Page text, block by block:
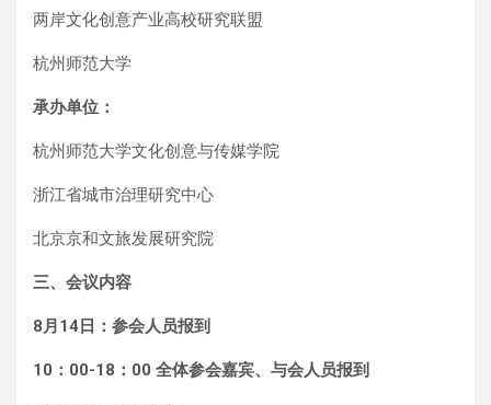
两岸文化创意产业高校研究联盟
杭州师范大学
承办单位：
杭州师范大学文化创意与传媒学院
浙江省城市治理研究中心
北京京和文旅发展研究院
三、会议内容
8月14日：参会人员报到
10：00-18：00 全体参会嘉宾、与会人员报到